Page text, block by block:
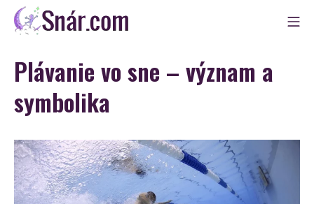
Skip
Snár
Plávanie vo sne – význam a
symbolika